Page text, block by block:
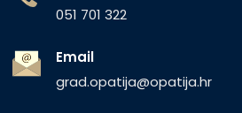
051 701 322
Email
grad.opatija@opatija.hr